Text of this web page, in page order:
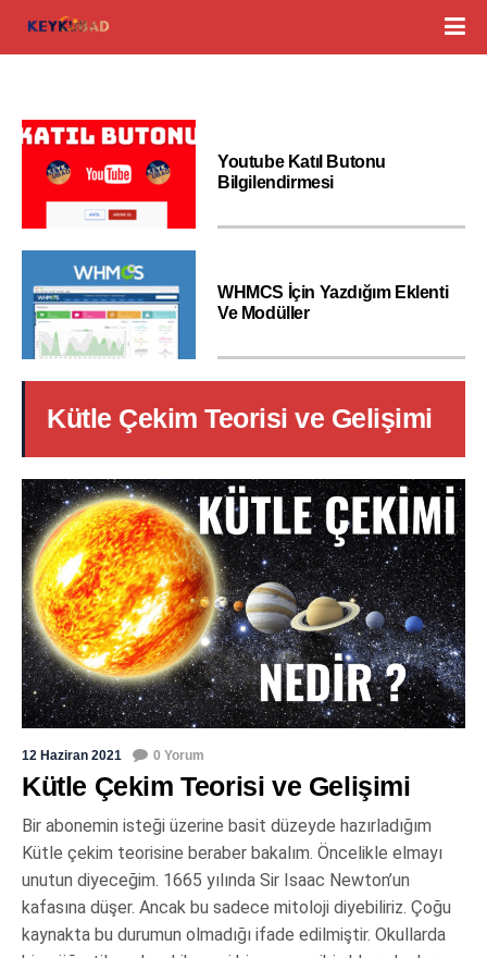
Youtube Katıl Butonu
Bilgilendirmesi
WHMCS İçin Yazdığım Eklenti
Ve Modüller
Kütle Çekim Teorisi ve Gelişimi
12 Haziran 2021 0 Yorum
Kütle Çekim Teorisi ve Gelişimi
Bir abonemin isteği üzerine basit düzeyde hazırladığım
Kütle çekim teorisine beraber bakalım. Öncelikle elmayı
unutun diyeceğim. 1665 yılında Sir Isaac Newton’un
kafasına düşer. Ancak bu sadece mitoloji diyebiliriz. Çoğu
kaynakta bu durumun olmadığı ifade edilmiştir. Okullarda